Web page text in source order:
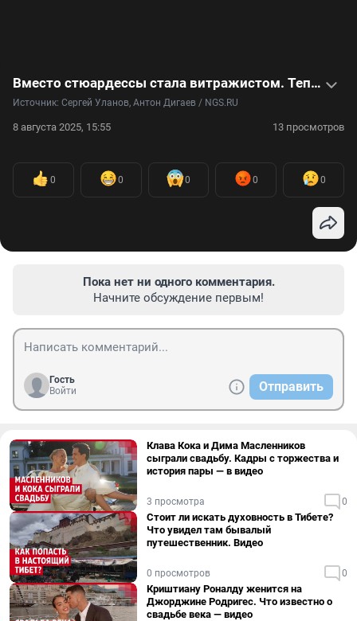
Вместо стюардессы стала витражистом. Теперь ее работы украшают храм Вооруженных Сил — видео
Источник: Сергей Уланов, Антон Дигаев / NGS.RU
8 августа 2025, 15:55 13 просмотров
0 0 0 0 0
Пока нет ни одного комментария.
Начните обсуждение первым!
Гость
Войти
Отправить
Клава Кока и Дима Масленников
сыграли свадьбу. Кадры с торжества и
история пары — в видео
3 просмотра 0
Стоит ли искать духовность в Тибете?
Что увидел там бывалый
путешественник. Видео
0 просмотров 0
Криштиану Роналду женится на
Джорджине Родригес. Что известно о
свадьбе века — видео